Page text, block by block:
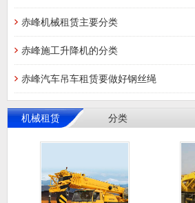
赤峰机械租赁​主要分类
赤峰施工升降机的分类
赤峰汽车吊车租赁要做好钢丝绳
机械租赁 分类